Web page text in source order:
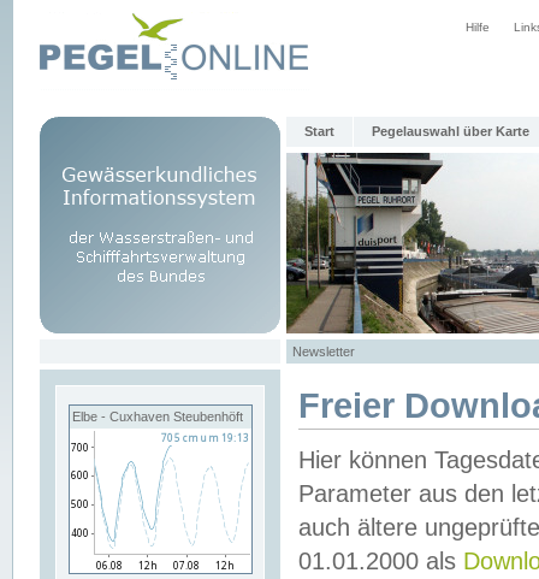
Hilfe
Start Pegelauswahl über Karte
Newsletter
Elbe - Cuxhaven Steubenhöft Freier
Hier können
Parameter aus den
auch ältere
01.01.2000 als